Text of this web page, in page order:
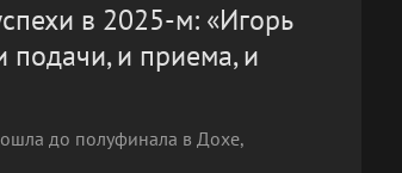
в 2025-м: «Игорь
подачи, и приема, и
до полуфинала в Дохе,